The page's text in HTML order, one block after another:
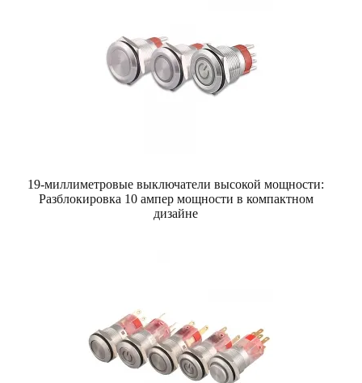
19-миллиметровые выключатели высокой мощности:
Разблокировка 10 ампер мощности в компактном
дизайне